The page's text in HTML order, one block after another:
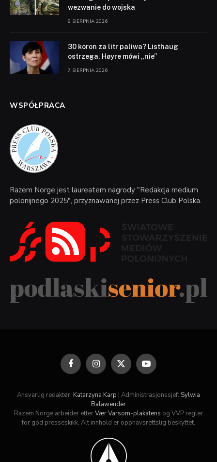
wezwanie do wojska
8 SIERPNIA 2026
30 koron za litr paliwa? Listhaug
ostrzega, Høyre mówi „nie”
7 SIERPNIA 2026
WSPÓŁPRACA
Razem Norge jest laureatem nagrody "Redakcja medium
polonijnego 2025", przyznawanej przez Press Club Polska.
FacebookInstagram
X
(Twitter)
YouTube
Ansvarlig redaktør: Katarzyna Karp | Administrasjonssjef: Sylwia
Balawender
Razem Norge arbeider etterVær Varsom-plakatens og VVP regler
for god presseskikk. Alt innhold er opphavsrettslig beskyttet.